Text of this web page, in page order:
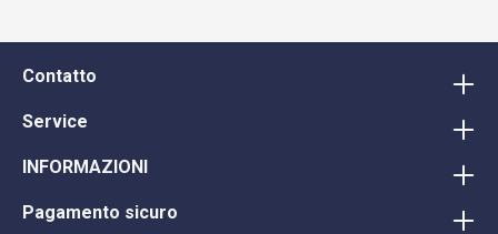
Contatto
Service
INFORMAZIONI
Pagamento sicuro